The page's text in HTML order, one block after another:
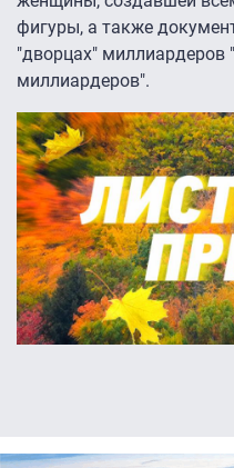
фигуры, а также
"дворцах" миллиардеров
миллиардеров".